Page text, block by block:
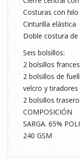
Costuras con
Cinturilla elástica
Doble costura de
Seis bolsillos:
2 bolsillos
2 bolsillos de
velcro y tiradores
2 bolsillos
COMPOSICIÓN
SARGA. 65%
240 GSM